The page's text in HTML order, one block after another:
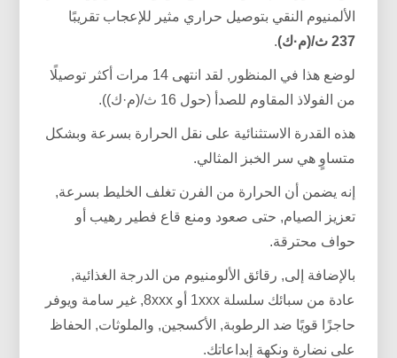
الألمنيوم النقي بتوصيل حراري مثير للإعجاب تقريبًا
237 ث/(م·ك)
.
لوضع هذا في المنظور, لقد انتهى 14 مرات أكثر توصيلًا
من الفولاذ المقاوم للصدأ (حول 16 ث/(م·ك)).
هذه القدرة الاستثنائية على نقل الحرارة بسرعة وبشكل
متساوٍ هي سر الخبز المثالي.
إنه يضمن أن الحرارة من الفرن تغلف الخليط بسرعة,
تعزيز الصيام, حتى صعود ومنع قاع فطير رهيب أو
حواف محترقة.
بالإضافة إلى, رقائق الألومنيوم من الدرجة الغذائية,
عادة من سبائك سلسلة 1xxx أو 8xxx, غير سامة ويوفر
حاجزًا قويًا ضد الرطوبة, الأكسجين, والملوثات, الحفاظ
على نضارة ونكهة إبداعاتك.